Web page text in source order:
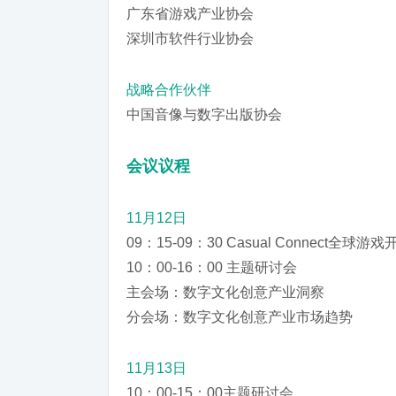
广东省游戏产业协会
深圳市软件行业协会
战略合作伙伴
中国音像与数字出版协会
会议议程
11月12日
09：15-09：30 Casual Connect全球游戏
10：00-16：00 主题研讨会
主会场：数字文化创意产业洞察
分会场：数字文化创意产业市场趋势
11月13日
10：00-15：00主题研讨会